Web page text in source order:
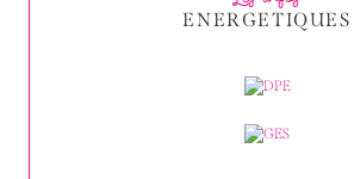
ENERGETIQUES